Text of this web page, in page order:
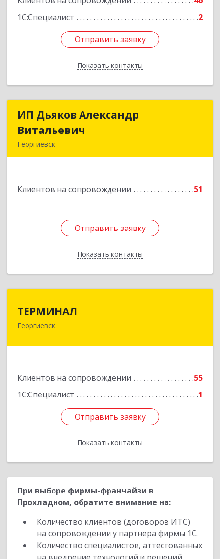
1С:Специалист
2
Отправить заявку
Показать контакты
Отправить заявку
Назад
ИП Дьяков Александр
Витальевич
Георгиевск
Клиентов на сопровождении 51
Отправить заявку
Показать контакты
ИП Дьяков Александр
Отправить заявку
Назад
ТЕРМИНАЛ
Георгиевск
Клиентов на сопровождении
55
1С:Специалист
1
Отправить заявку
Показать контакты
357820, Ставропольский край, Георгиевск г,
Отправить заявку
Назад
При выборе фирмы-франчайзи в
Прохладном, обратите внимание на:
Количество клиентов (договоров ИТС)
на сопровождении у партнера фирмы 1С.
Количество специалистов, аттестованных